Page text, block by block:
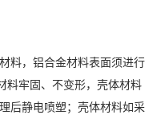
料，铝合金材料表面须进行
料牢固、不变形，壳体材料
后静电喷塑；壳体材料如采